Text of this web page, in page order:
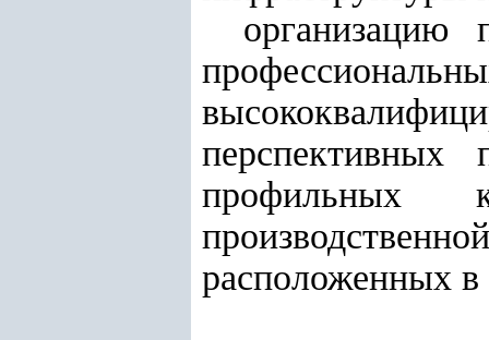
организацию
перспективных
профильных
расположенных в